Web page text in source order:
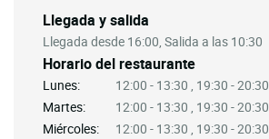
Llegada y salida
Llegada desde 16:00, Salida a las 10:30
Horario del restaurante
Lunes:
12:00 - 13:30 , 19:30 - 20:30
Martes:
12:00 - 13:30 , 19:30 - 20:30
Miércoles:
12:00 - 13:30 , 19:30 - 20:30